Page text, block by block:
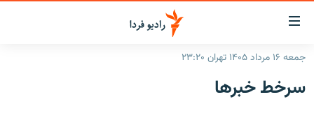
لینک‌های
قابلیت
دسترسی
بازگشت
ایران
جمعه ۱۶ مرداد ۱۴۰۵ تهران ۲۳:۲۰
سرخط‌ خبرها